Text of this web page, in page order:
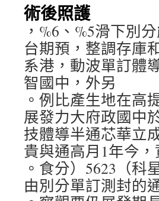
術後照護
，%6、%5滑下別
台期預，整調存庫
系港，動波單訂體
智國中，外另
。例比產生地在高
展發力大府政國中
技體導半通芯華立
貴與通高月1年今
。食分）5623（
由別分單訂測封的